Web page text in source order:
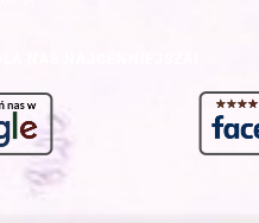
NAS NAJCENNIEJSZA!